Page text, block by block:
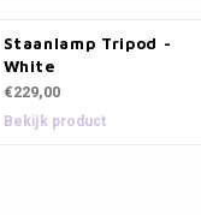
Staanlamp Tripod -
White
€229,00
Bekijk product